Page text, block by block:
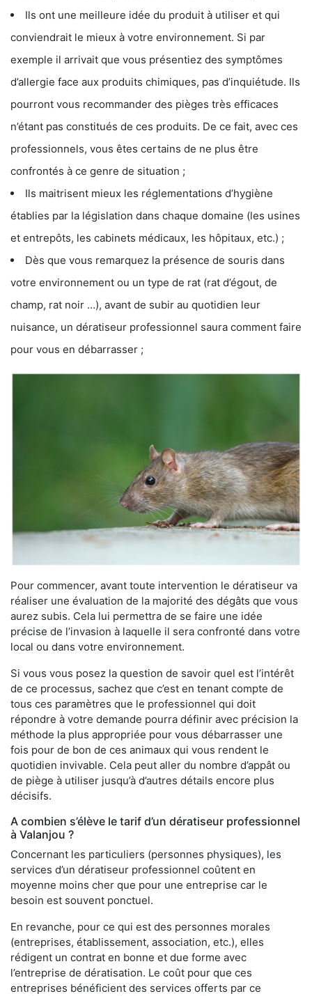
Ils ont une meilleure idée du produit à utiliser et qui
conviendrait le mieux à votre environnement. Si par
exemple il arrivait que vous présentiez des symptômes
d’allergie face aux produits chimiques, pas d’inquiétude. Ils
pourront vous recommander des pièges très efficaces
n’étant pas constitués de ces produits. De ce fait, avec ces
professionnels, vous êtes certains de ne plus être
confrontés à ce genre de situation ;
Ils maitrisent mieux les réglementations d’hygiène
établies par la législation dans chaque domaine (les usines
et entrepôts, les cabinets médicaux, les hôpitaux, etc.) ;
Dès que vous remarquez la présence de souris dans
votre environnement ou un type de rat (rat d’égout, de
champ, rat noir …), avant de subir au quotidien leur
nuisance, un dératiseur professionnel saura comment faire
pour vous en débarrasser ;
Pour commencer, avant toute intervention le dératiseur va
réaliser une évaluation de la majorité des dégâts que vous
aurez subis. Cela lui permettra de se faire une idée
précise de l’invasion à laquelle il sera confronté dans votre
local ou dans votre environnement.
Si vous vous posez la question de savoir quel est l’intérêt
de ce processus, sachez que c’est en tenant compte de
tous ces paramètres que le professionnel qui doit
répondre à votre demande pourra définir avec précision la
méthode la plus appropriée pour vous débarrasser une
fois pour de bon de ces animaux qui vous rendent le
quotidien invivable. Cela peut aller du nombre d’appât ou
de piège à utiliser jusqu’à d’autres détails encore plus
décisifs.
A combien s’élève le tarif d’un dératiseur professionnel
à Valanjou ?
Concernant les particuliers (personnes physiques), les
services d’un dératiseur professionnel coûtent en
moyenne moins cher que pour une entreprise car le
besoin est souvent ponctuel.
En revanche, pour ce qui est des personnes morales
(entreprises, établissement, association, etc.), elles
rédigent un contrat en bonne et due forme avec
l’entreprise de dératisation. Le coût pour que ces
entreprises bénéficient des services offerts par ce